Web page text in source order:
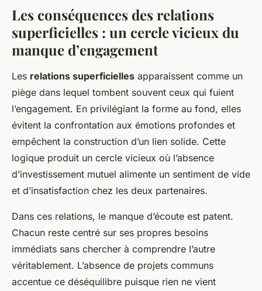
Les conséquences des relations
superficielles : un cercle vicieux du
manque d’engagement
Les relations superficielles apparaissent comme un
piège dans lequel tombent souvent ceux qui fuient
l’engagement. En privilégiant la forme au fond, elles
évitent la confrontation aux émotions profondes et
empêchent la construction d’un lien solide. Cette
logique produit un cercle vicieux où l’absence
d’investissement mutuel alimente un sentiment de vide
et d’insatisfaction chez les deux partenaires.
Dans ces relations, le manque d’écoute est patent.
Chacun reste centré sur ses propres besoins
immédiats sans chercher à comprendre l’autre
véritablement. L’absence de projets communs
accentue ce déséquilibre puisque rien ne vient